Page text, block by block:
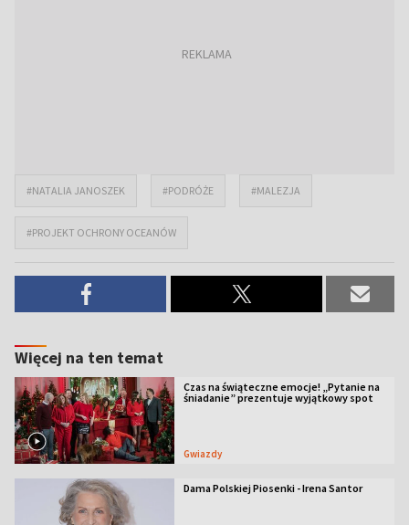
#NATALIA JANOSZEK #PODRÓŻE #MALEZJA
#PROJEKT OCHRONY OCEANÓW
Więcej na ten temat
Czas na świąteczne emocje! „Pytanie na
śniadanie” prezentuje wyjątkowy spot
Gwiazdy
Dama Polskiej Piosenki - Irena Santor